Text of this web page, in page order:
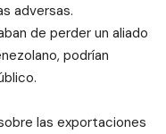
adversas.
de perder un aliado
podrían
las exportaciones